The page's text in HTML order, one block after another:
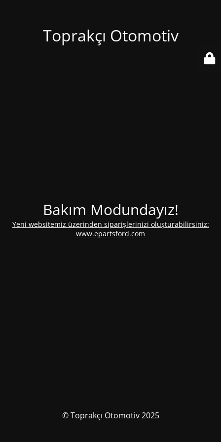
Toprakçı Otomotiv
Bakım Modundayız!
Yeni websitemiz üzerinden siparişlerinizi oluşturabilirsiniz:
www.epartsford.com
© Toprakçı Otomotiv 2025